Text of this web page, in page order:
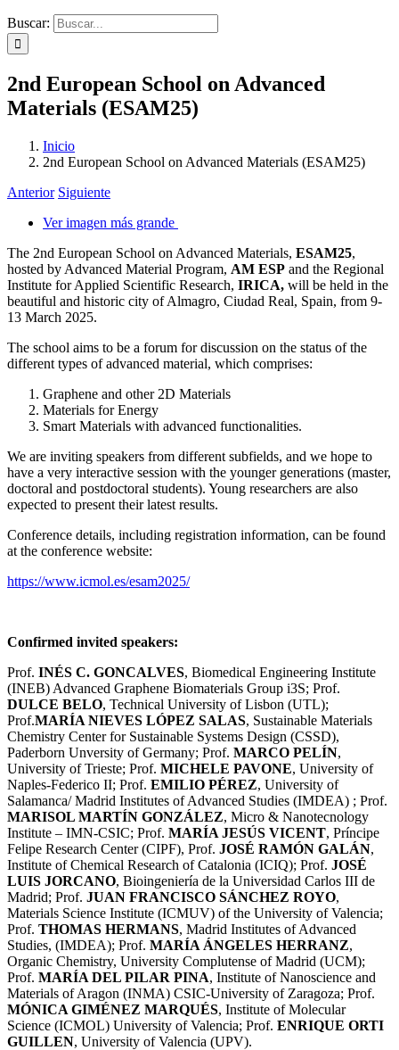
Buscar:
2nd European School on Advanced
Materials (ESAM25)
Inicio
2nd European School on Advanced Materials (ESAM25)
Anterior Siguiente
Ver imagen más grande
The 2nd European School on Advanced Materials, ESAM25,
hosted by Advanced Material Program, AM ESP and the Regional
Institute for Applied Scientific Research, IRICA, will be held in the
beautiful and historic city of Almagro, Ciudad Real, Spain, from 9-
13 March 2025.
The school aims to be a forum for discussion on the status of the
different types of advanced material, which comprises:
Graphene and other 2D Materials
Materials for Energy
Smart Materials with advanced functionalities.
We are inviting speakers from different subfields, and we hope to
have a very interactive session with the younger generations (master,
doctoral and postdoctoral students). Young researchers are also
expected to present their latest results.
Conference details, including registration information, can be found
at the conference website:
https://www.icmol.es/esam2025/
Confirmed invited speakers:
Prof. INÉS C. GONCALVES, Biomedical Engineering Institute
(INEB) Advanced Graphene Biomaterials Group i3S; Prof.
DULCE BELO, Technical University of Lisbon (UTL);
Prof.MARÍA NIEVES LÓPEZ SALAS, Sustainable Materials
Chemistry Center for Sustainable Systems Design (CSSD),
Paderborn Unversity of Germany; Prof. MARCO PELÍN,
University of Trieste; Prof. MICHELE PAVONE, University of
Naples-Federico II; Prof. EMILIO PÉREZ, University of
Salamanca/ Madrid Institutes of Advanced Studies (IMDEA) ; Prof.
MARISOL MARTÍN GONZÁLEZ, Micro & Nanotecnology
Institute – IMN-CSIC; Prof. MARÍA JESÚS VICENT, Príncipe
Felipe Research Center (CIPF), Prof. JOSÉ RAMÓN GALÁN,
Institute of Chemical Research of Catalonia (ICIQ); Prof. JOSÉ
LUIS JORCANO, Bioingeniería de la Universidad Carlos III de
Madrid; Prof. JUAN FRANCISCO SÁNCHEZ ROYO,
Materials Science Institute (ICMUV) of the University of Valencia;
Prof. THOMAS HERMANS, Madrid Institutes of Advanced
Studies, (IMDEA); Prof. MARÍA ÁNGELES HERRANZ,
Organic Chemistry, University Complutense of Madrid (UCM);
Prof. MARÍA DEL PILAR PINA, Institute of Nanoscience and
Materials of Aragon (INMA) CSIC-University of Zaragoza; Prof.
MÓNICA GIMÉNEZ MARQUÉS, Institute of Molecular
Science (ICMOL) University of Valencia; Prof. ENRIQUE ORTI
GUILLEN, University of Valencia (UPV).